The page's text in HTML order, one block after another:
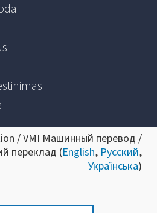
/ VMI Машинный перевод /
переклад (English, Русский,
Українська)